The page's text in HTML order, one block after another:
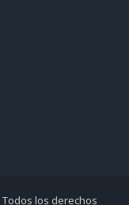
Todos los derechos